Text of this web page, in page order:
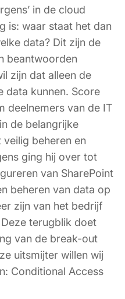
in de cloud
is: waar staat het dan
data? Dit zijn de
beantwoorden
zijn dat alleen de
data kunnen. Score
deelnemers van de IT
de belangrijke
beheren en
ging hij over tot
van SharePoint
beheren van data op
zijn van het bedrijf
terugblik doet
van de break-out
uitsmijter willen wij
Conditional Access